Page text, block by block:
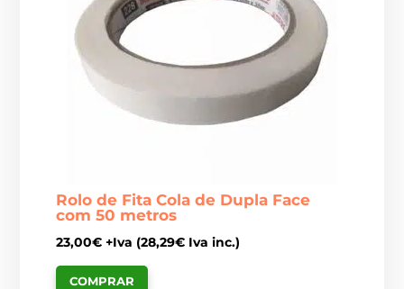
Rolo de Fita Cola de Dupla Face
com 50 metros
23,00€ +Iva (28,29€ Iva inc.)
COMPRAR